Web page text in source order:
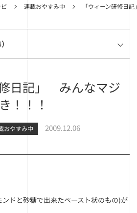
連載おやすみ中 「ウィーン研修日
修日記」 みんなマジ
！！！
おやすみ中 2009.12.06
ドと砂糖で出来たペースト状のもの)が